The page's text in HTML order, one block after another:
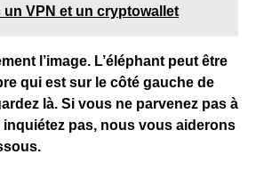
un VPN et un cryptowallet
l’image. L’éléphant peut être
qui est sur le côté gauche de
là. Si vous ne parvenez pas à
inquiétez pas, nous vous aiderons